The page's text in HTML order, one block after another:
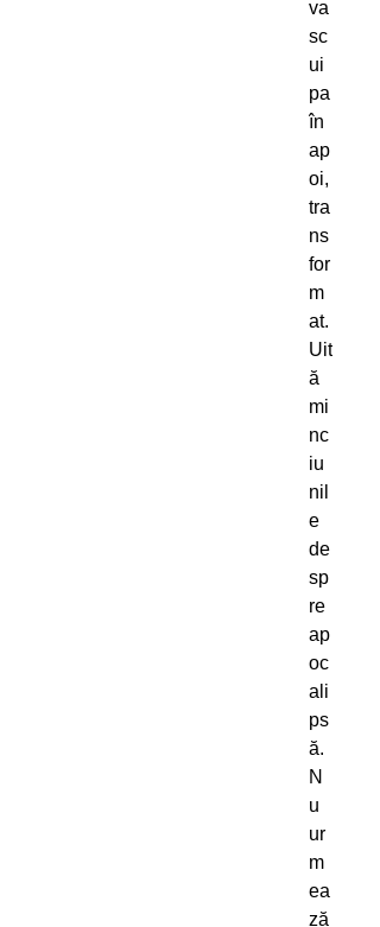
va
sc
ui
pa
în
ap
oi,
tra
ns
for
m
at.
Uit
ă
mi
nc
iu
nil
e
de
sp
re
ap
oc
ali
ps
ă.
N
u
ur
m
ea
ză